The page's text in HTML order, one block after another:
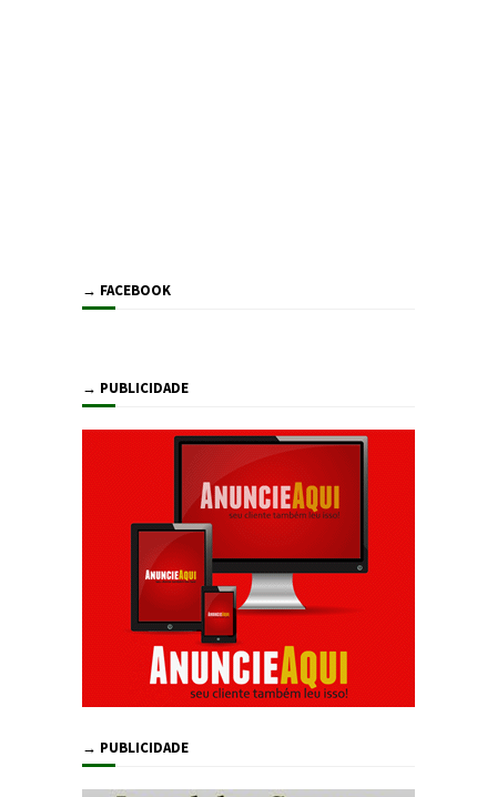
→ FACEBOOK
→ PUBLICIDADE
→ PUBLICIDADE